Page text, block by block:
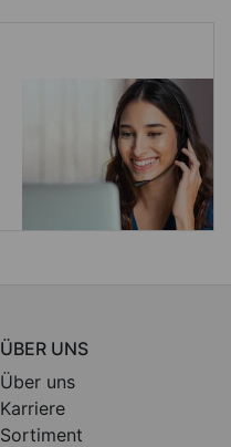
ÜBER UNS
Über uns
Karriere
Sortiment